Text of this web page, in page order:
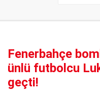
Fenerbahçe
ünlü futbolcu
geçti!